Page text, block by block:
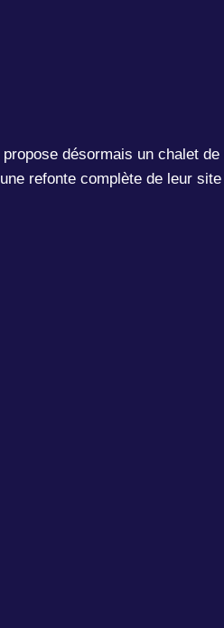
désormais un chalet
refonte complète de leur